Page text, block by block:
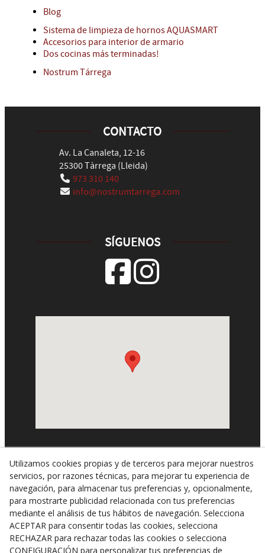
Blog
Sistema de limpieza de hornos AQUASMART
Accesorios para interior de armario
Dos cocinas más terminadas!
Nostrum Tárrega
CONTACTO
Av. La Canaleta, 12-16
25300Tàrrega (Lleida)
973 310 140
info@nostrumtarrega.com
SÍGUENOS
© 08/2026 Nostrum Tàrrega - Todos los derechos
reservados.
Cookies
Utilizamos cookies propias y de terceros para mejorar nuestros
servicios, por razones técnicas, para mejorar tu experiencia de
navegación, para almacenar tus preferencias y, opcionalmente,
para mostrarte publicidad relacionada con tus preferencias
mediante el análisis de tus hábitos de navegación. Selecciona
ACEPTAR para consentir todas las cookies, selecciona
RECHAZAR para rechazar todas las cookies o selecciona
CONFIGURACIÓN para personalizar tus preferencias de